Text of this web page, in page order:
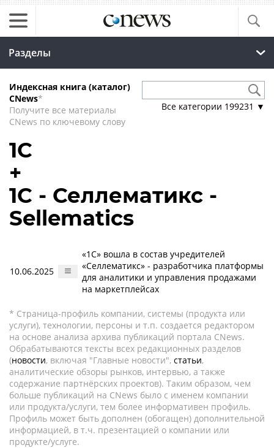
Разделы
Индексная книга (каталог)
CNews*
Получите все материалы
CNews по ключевому слову
Все категории 199231 ▼
1С
+
1С - Селлематикс -
Sellematics
10.06.2025
«1C» вошла в состав учредителей
«Селлематикс» - разработчика платформы
для аналитики и управления продажами
на маркетплейсах
* Страница-профиль компании, системы (продукта или
услуги), технологии, персоны и т.п. создается редактором
на основе анализа архива публикаций портала CNews.
Обрабатываются тексты всех редакционных разделов
(новости, включая "Главные новости", статьи,
аналитические обзоры рынков, интервью, а также
содержание партнёрских проектов). Таким образом, чем
больше публикаций на CNews было с именем компании
или продукта/услуги, тем более информативен профиль.
Профиль может быть дополнен (обогащен) дополнительной
информацией, в т.ч. презентацией о компании или
продукте/услуге.